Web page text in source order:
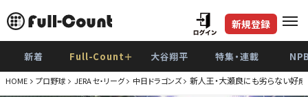
新規登録
新着 Full-Count＋ 大谷翔平 特集・連載
HOME プロ野球 JERA セ・リーグ 中日ドラゴンズ 新人王・大瀬良にも劣らない好